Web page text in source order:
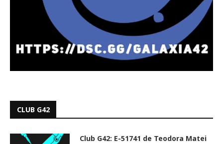
CLUB G42
Club G42: E-51741 de Teodora Matei